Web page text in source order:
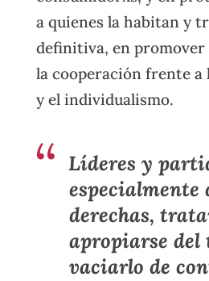
a quienes la habitan y
definitiva, en promover
la cooperación frente a
y el individualismo.
Líderes y
especialmente
derechas,
apropiarse del
vaciarlo de